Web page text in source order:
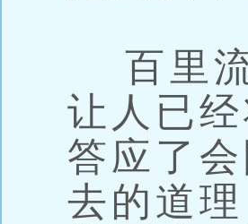
百里流
让人已
答应了
去的道